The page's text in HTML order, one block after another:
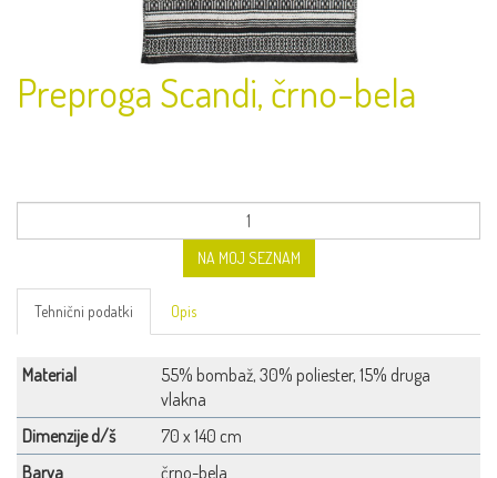
Preproga Scandi, črno-bela
NA MOJ SEZNAM
Tehnični podatki Opis
Material
55% bombaž, 30% poliester, 15% druga
vlakna
Dimenzije d/š
70 x 140 cm
Barva
črno-bela